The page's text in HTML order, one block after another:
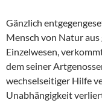
Gänzlich
Mensch von Natur aus
Einzelwesen,
dem seiner
wechselseitiger Hilfe
Unabhängigkeit